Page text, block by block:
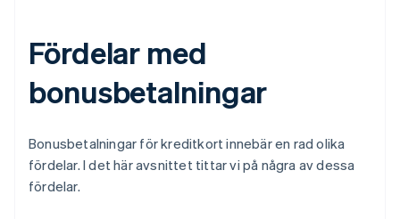
Fördelar med
bonusbetalningar
Bonusbetalningar för kreditkort innebär en rad olika
fördelar. I det här avsnittet tittar vi på några av dessa
fördelar.